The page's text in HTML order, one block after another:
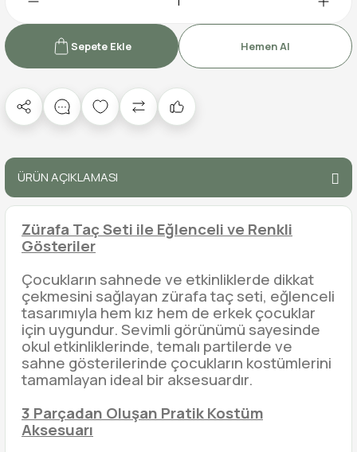
Sepete Ekle Hemen Al
ÜRÜN AÇIKLAMASI
Zürafa Taç Seti ile Eğlenceli ve Renkli
Gösteriler
Çocukların sahnede ve etkinliklerde dikkat
çekmesini sağlayan zürafa taç seti, eğlenceli
tasarımıyla hem kız hem de erkek çocuklar
için uygundur. Sevimli görünümü sayesinde
okul etkinliklerinde, temalı partilerde ve
sahne gösterilerinde çocukların kostümlerini
tamamlayan ideal bir aksesuardır.
3 Parçadan Oluşan Pratik Kostüm
Aksesuarı